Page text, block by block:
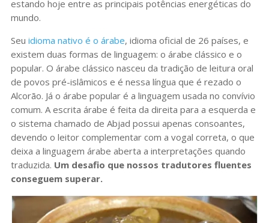
estando hoje entre as principais potências energéticas do
mundo.
Seu idioma nativo é o árabe, idioma oficial de 26 países, e
existem duas formas de linguagem: o árabe clássico e o
popular. O árabe clássico nasceu da tradição de leitura oral
de povos pré-islâmicos e é nessa língua que é rezado o
Alcorão. Já o árabe popular é a linguagem usada no convívio
comum. A escrita árabe é feita da direita para a esquerda e
o sistema chamado de Abjad possui apenas consoantes,
devendo o leitor complementar com a vogal correta, o que
deixa a linguagem árabe aberta a interpretações quando
traduzida. Um desafio que nossos tradutores fluentes
conseguem superar.